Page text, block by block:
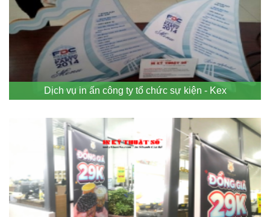
Dịch vụ in ấn công ty tổ chức sự kiện - Kex